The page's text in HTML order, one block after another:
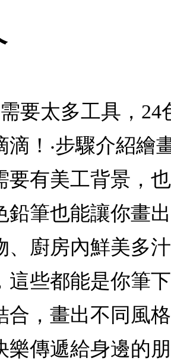
要太多工具，
滴！‧步驟介紹繪
要有美工背景，
鉛筆也能讓你畫
、廚房內鮮美多
這些都能是你筆
合，畫出不同風
樂傳遞給身邊的